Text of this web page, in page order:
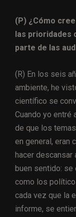
(P) ¿Cómo
las prioridades
parte de las
(R) En los seis
ambiente, he
científico se
Cuando yo entré
de que los
en general, eran
hacer descansar
buen sentido:
como los
cada vez que la
informe, se